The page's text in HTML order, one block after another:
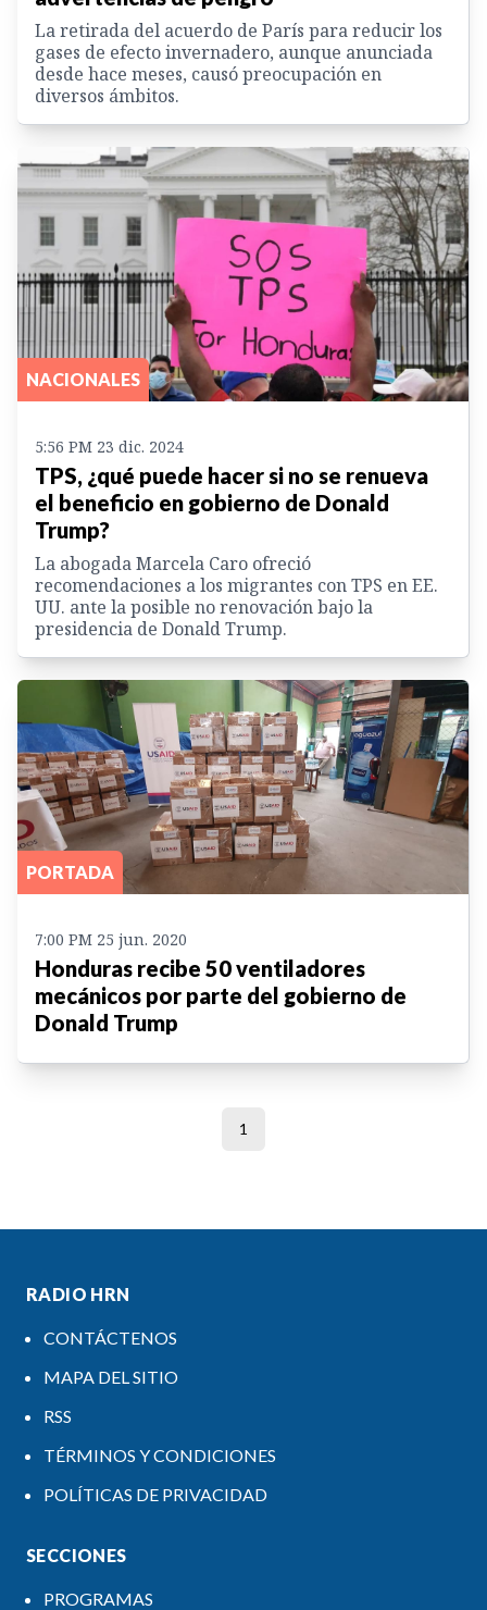
La retirada del acuerdo de París para reducir los
gases de efecto invernadero, aunque anunciada
desde hace meses, causó preocupación en
diversos ámbitos.
NACIONALES
5:56 PM 23 dic. 2024
TPS, ¿qué puede hacer si no se renueva
el beneficio en gobierno de Donald
Trump?
La abogada Marcela Caro ofreció
recomendaciones a los migrantes con TPS en EE.
UU. ante la posible no renovación bajo la
presidencia de Donald Trump.
PORTADA
7:00 PM 25 jun. 2020
Honduras recibe 50 ventiladores
mecánicos por parte del gobierno de
Donald Trump
1
RADIO HRN
CONTÁCTENOS
MAPA DEL SITIO
RSS
TÉRMINOS Y CONDICIONES
POLÍTICAS DE PRIVACIDAD
SECCIONES
PROGRAMAS